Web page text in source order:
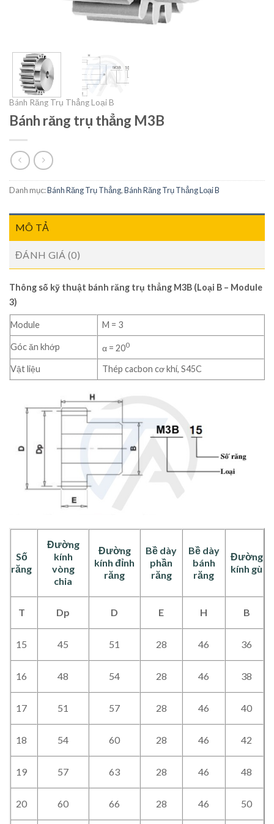
Bánh Răng Trụ Thẳng Loại B
Bánh răng trụ thẳng M3B
Danh mục:Bánh Răng Trụ Thẳng,Bánh Răng Trụ Thẳng Loại B
MÔ TẢ
ĐÁNH GIÁ (0)
Thông số kỹ thuật bánh răng trụ thẳng M3B (Loại B – Module
3)
Module M = 3
Góc ăn khớp α = 200
Vật liệu Thép cacbon cơ khí, S45C
Số
răng
Đường
kính
vòng
chia
Đường
kính đỉnh
răng
Bề dày
phần
răng
Bề dày
bánh
răng
Đường
kính gù
T Dp D E H B
15 45 51 28 46 36
16 48 54 28 46 38
17 51 57 28 46 40
18 54 60 28 46 42
19 57 63 28 46 48
20 60 66 28 46 50